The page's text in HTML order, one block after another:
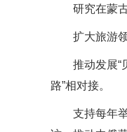
研究在蒙
扩大旅游
推动发展“
路”相对接。
支持每年